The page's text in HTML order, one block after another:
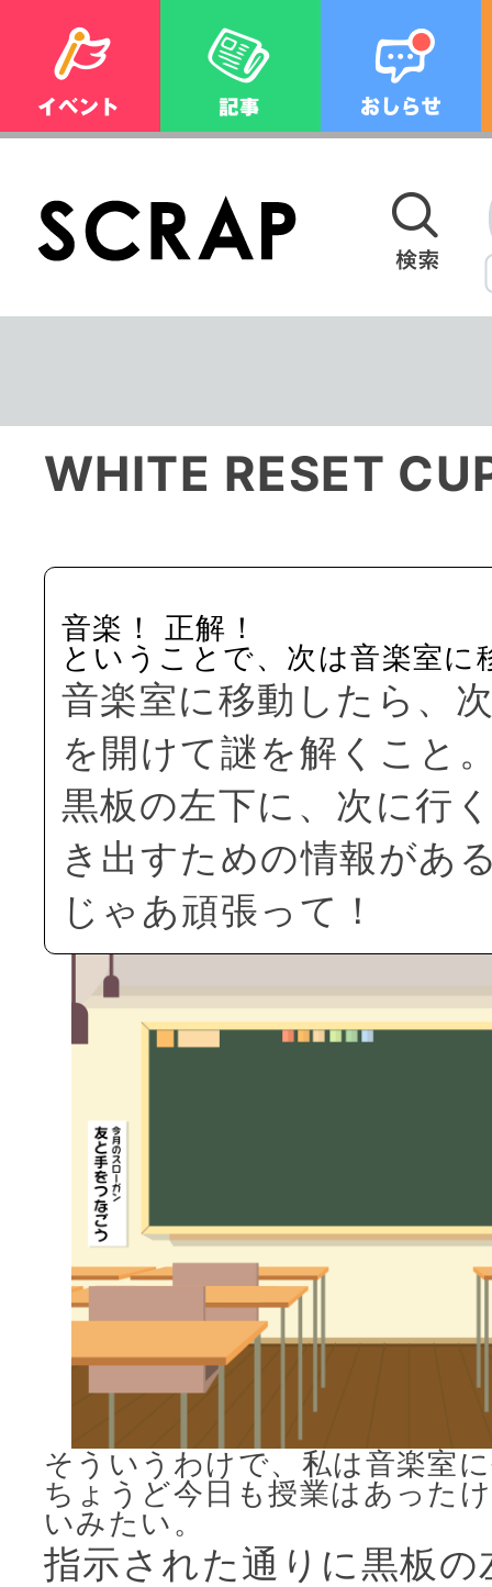
WHITE RESET
音楽！ 正解！
ということで、次は音楽室に
音楽室に移動したら、
を開けて謎を解くこと
黒板の左下に、次に行
き出すための情報があ
じゃあ頑張って！
そういうわけで、私は音楽室
ちょうど今日も授業はあった
いみたい。
指示された通りに黒板